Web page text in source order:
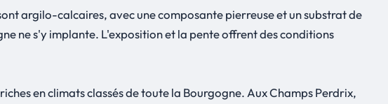
argilo-calcaires, avec une composante pierreuse et un substrat de
ne s'y implante. L'exposition et la pente offrent des conditions
en climats classés de toute la Bourgogne. Aux Champs Perdrix,